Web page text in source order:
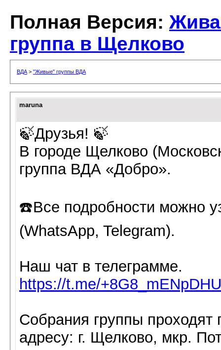
Полная Версия:
группа в Щелково
ВДА > "Живые" группы ВДА
maruna
🍃Друзья! 🍃
В городе Щелково
группа ВДА «Добро».
☎️Все подробности можно
(WhatsApp, Telegram).
Наш чат в телеграмме.
https://t.me/
Собрания группы проходят
адресу: г. Щелково, мкр.